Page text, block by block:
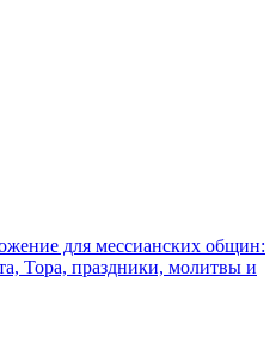
для мессианских общин:
Тора, праздники, молитвы и